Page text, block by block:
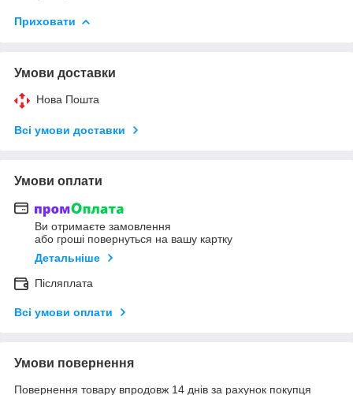
Приховати
Умови доставки
Нова Пошта
Всі умови доставки
Умови оплати
Ви отримаєте замовлення
або гроші повернуться на вашу картку
Детальніше
Післяплата
Всі умови оплати
Умови повернення
Повернення товару впродовж 14 днів за рахунок покупця